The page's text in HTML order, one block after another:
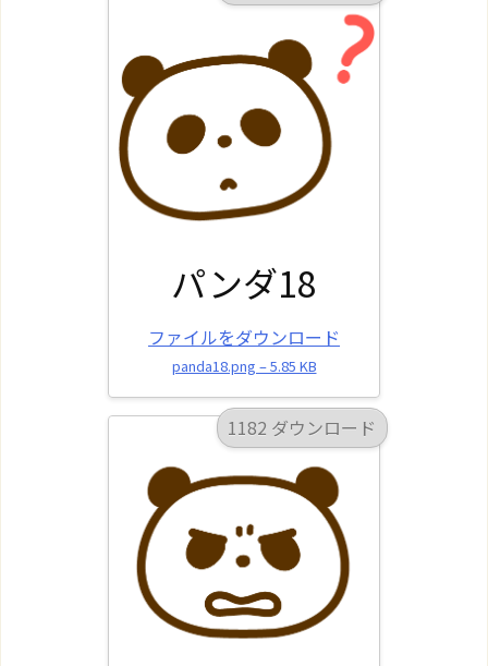
パンダ18
ファイルをダウンロード
panda18.png – 5.85 KB
1182 ダウンロード